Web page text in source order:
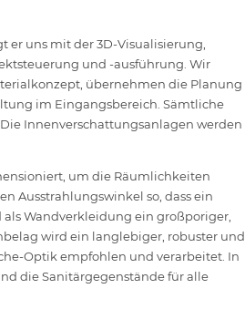
er uns mit der 3D-Visualisierung,
und -ausführung. Wir
übernehmen die Planung
im Eingangsbereich. Sämtliche
Innenverschattungsanlagen werden
um die Räumlichkeiten
Ausstrahlungswinkel so, dass ein
Wandverkleidung ein großporiger,
wird ein langlebiger, robuster und
Optik empfohlen und verarbeitet. In
die Sanitärgegenstände für alle